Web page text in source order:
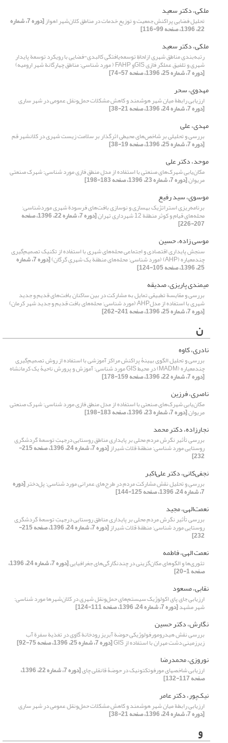
ملکی، دکتر سعید
تحلیل فضایی پراکنش جمعیت و توزیع خدمات در مناطق کلان‌شهر اهواز [دوره 7، شماره
22، 1396، صفحه 99-116]
ملکی، دکتر سعید
رتبه‌بندی مناطق شهری ازلحاظِ توسعه‌یافتگی کالبدی-فضایی با رویکرد توسعة پایدار
شهری و تلفیق عملگر فازی GISو FAHP ( مورد شناسی: مناطق چهارگانة شهر ارومیه)
[دوره 7، شماره 25، 1396، صفحه 57-74]
مهدوی، سحر
ارزیابی رابطة میان شهر هوشمند و کاهش مشکلات حمل‌و‌نقل عمومی در شهر ساری
[دوره 7، شماره 24، 1396، صفحه 21-38]
مهدی، علی
بررسی و تحلیلی بر ‌‌شاخص‌های محیطی اثرگذار بر سلامت زیست شهری در کلانشهر قم
[دوره 7، شماره 25، 1396، صفحه 19-38]
موحد، دکتر علی
مکان‌یابی شهرک‌های صنعتی با استفاده از مدل منطق فازی مورد شناسی: شهرک صنعتی
مریوان[دوره 7، شماره 23، 1396، صفحه 183-198]
موسوی، سید رفیع
برنامه‌ریزی استراتژیک بهسازی و نوسازی بافت‌های فرسودة شهری موردشناسی:
محله‌های قیام و کوثر منطقة 12 شهرداری تهران [دوره 7، شماره 22، 1396، صفحه
207-226]
موسی زاده، حسین
سنجش پایداری اقتصادی و اجتماعی محله‌های شهری با استفاده از تکنیک تصمیم‌گیری
چند‌معیاره (AHP) (مورد شناسی: محله‌های منطقة یک شهریِ گرگان) [دوره 7، شماره
25، 1396، صفحه 105-124]
میمندی پاریزی، صدیقه
بررسی و مقایسة تطبیقی تمایل به مشارکت در بین ساکنان بافت‌های قدیم و جدید
شهری با استفاده از مدلAHP (مورد شناسی: محله‌های بافت قدیم و جدید شهر کرمان)
[دوره 7، شماره 25، 1396، صفحه 241-262]
ن
نادری، کاوه
بررسی و تحلیل الگوی بهینۀ پراکنش مراکز آموزشی با استفاده از روش تصمیم‌گیری
چند‌معیاره (MADM) در محیط GIS مورد شناسی: آموزش ‌و ‌پرورش ناحیۀ یک کرمانشاه
[دوره 7، شماره 22، 1396، صفحه 159-178]
ناصری، فرزین
مکان‌یابی شهرک‌های صنعتی با استفاده از مدل منطق فازی مورد شناسی: شهرک صنعتی
مریوان[دوره 7، شماره 23، 1396، صفحه 183-198]
نجارزاده، دکتر محمد
بررسی تأثیر نگرش مردم محلی بر پایداری مناطق روستایی درجهتِ توسعة گردشگری
روستایی مورد شناسی: منطقة قلات شیراز [دوره 7، شماره 24، 1396، صفحه 215-
232]
نجفی‌کانی، دکتر علی‌اکبر
بررسی و تحلیل نقش مشارکت مردم در طرح‌‌های عمرانی مورد شناسی: پل‌دختر[دوره
7، شماره 24، 1396، صفحه 125-144]
نعمت‌الهی، مجید
بررسی تأثیر نگرش مردم محلی بر پایداری مناطق روستایی درجهتِ توسعة گردشگری
روستایی مورد شناسی: منطقة قلات شیراز [دوره 7، شماره 24، 1396، صفحه 215-
232]
نعمت الهی، فاطمه
تئوری‌‌ها و الگوهای مکان‌گزینی در چند‌‌نگارگی‌‌های جغرافیایی [دوره 7، شماره 24، 1396،
صفحه 1-20]
نقابی، مسعود
ارزیابی جای پای اکولوژیک سیستم‌های حمل‌و‌نقل شهری در کلان‌شهرها مورد شناسی:
شهر مشهد[دوره 7، شماره 24، 1396، صفحه 111-124]
نگارش، دکتر حسین
بررسی نقش هیدرومورفولوژیکی حوضة آبریز رودخانة گاوی در تغذیة سفرة آب
زیرزمینی دشت مهران با استفاده از GIS [دوره 7، شماره 25، 1396، صفحه 75-92]
نوروزی، محمدرضا
ارزیابی شاخص‏های مورفوتکتونیک در حوضۀ قانقلی‏ چای [دوره 7، شماره 22، 1396،
صفحه 117-132]
نیک‌پور، دکتر عامر
ارزیابی رابطة میان شهر هوشمند و کاهش مشکلات حمل‌و‌نقل عمومی در شهر ساری
[دوره 7، شماره 24، 1396، صفحه 21-38]
و